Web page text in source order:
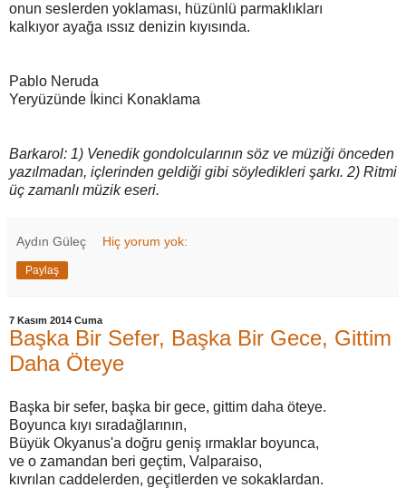
onun seslerden yoklaması, hüzünlü parmaklıkları
kalkıyor ayağa ıssız denizin kıyısında.
Pablo Neruda
Yeryüzünde İkinci Konaklama
Barkarol: 1) Venedik gondolcularının söz ve müziği önceden
yazılmadan, içlerinden geldiği gibi söyledikleri şarkı. 2) Ritmi
üç zamanlı müzik eseri.
Aydın Güleç Hiç yorum yok:
Paylaş
7 Kasım 2014 Cuma
Başka Bir Sefer, Başka Bir Gece, Gittim
Daha Öteye
Başka bir sefer, başka bir gece, gittim daha öteye.
Boyunca kıyı sıradağlarının,
Büyük Okyanus'a doğru geniş ırmaklar boyunca,
ve o zamandan beri geçtim, Valparaiso,
kıvrılan caddelerden, geçitlerden ve sokaklardan.